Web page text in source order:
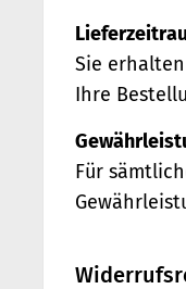
Sie
Ihre
Für